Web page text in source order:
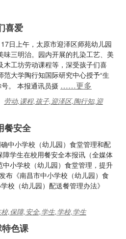
喜爱
日上午，太原市迎泽区师苑幼儿园
味三明治。园内开展的扎染工艺、美
木工坊劳动课程等，深受孩子们喜
大学陶行知国际研究中心授予“生
号。 本报通讯员摄 ……更多
劳动,课程,孩子,迎泽区,陶行知,迎
餐安全
中小学校（幼儿园）食堂管理和配
学生在校用餐安全本报讯（全媒体
小学校（幼儿园）食堂管理，提升
布《南昌市中小学校（幼儿园）食
校（幼儿园）配送餐管理办法》
,保障,安全,学生,学校,学生
色课